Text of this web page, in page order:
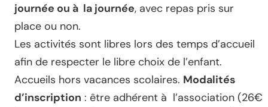
journée ou à la journée, avec repas pris sur
place ou non.
Les activités sont libres lors des temps d’accueil
afin de respecter le libre choix de l’enfant.
Accueils hors vacances scolaires. Modalités
d’inscription : être adhérent à l’association (26€